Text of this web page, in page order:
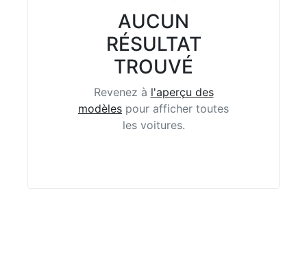
AUCUN
RÉSULTAT
TROUVÉ
Revenez à l'aperçu des
modèles pour afficher toutes
les voitures.